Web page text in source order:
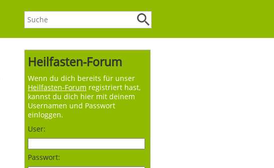
Heilfasten-Forum
Wenn du dich bereits für unser
Heilfasten-Forum registriert hast,
kannst du dich hier mit deinem
Usernamen und Passwort
einloggen.
User:
Passwort: